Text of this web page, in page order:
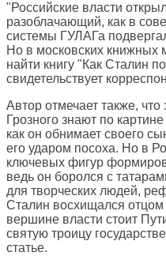
"Российские власти
разоблачающий, как в
системы ГУЛАГа
Но в московских книжных
найти книгу "Как Сталин
свидетельствует
Автор отмечает также,
Грозного знают по
как он обнимает своего
его ударом посоха. Но в
ключевых фигур
ведь он боролся с
для творческих людей,
Сталин восхищался отцом
вершине власти стоит
святую троицу
статье.